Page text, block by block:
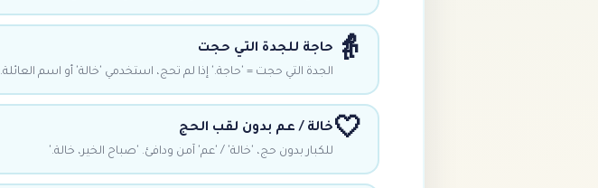
👵 حاجة للجدة التي حجت
الجدة التي حجت = 'حاجة.' إذا لم تحج، استخدمي 'خالة' أو اسم العائلة.
🤍خالة / عم بدون لقب الحج
للكبار بدون حج، 'خالة' / 'عم' آمن ودافئ. 'صباح الخير، خالة.'